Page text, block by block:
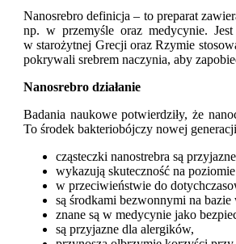
Nanosrebro definicja – to preparat
np. w przemyśle oraz medycynie.
w starożytnej Grecji oraz Rzymie
pokrywali srebrem naczynia, aby
Nanosrebro działanie
Badania naukowe potwierdziły, że
To środek bakteriobójczy nowej
cząsteczki nanostrebra są
wykazują skuteczność na
w przeciwieństwie do
są środkami bezwonnymi na
znane są w medycynie jako
są przyjazne dla alergików,